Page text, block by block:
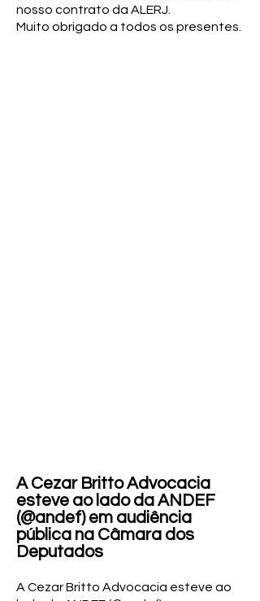
nosso contrato da ALERJ.
Muito obrigado a todos os presentes.
A Cezar Britto Advocacia
esteve ao lado da ANDEF
(@andef) em audiência
pública na Câmara dos
Deputados
A Cezar Britto Advocacia esteve ao